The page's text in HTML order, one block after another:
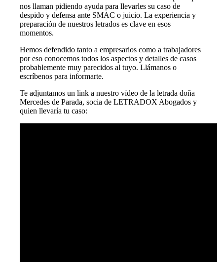
nos llaman pidiendo ayuda para llevarles su caso de
despido y defensa ante SMAC o juicio. La experiencia y
preparación de nuestros letrados es clave en esos
momentos.
Hemos defendido tanto a empresarios como a trabajadores
por eso conocemos todos los aspectos y detalles de casos
probablemente muy parecidos al tuyo. Llámanos o
escríbenos para informarte.
Te adjuntamos un link a nuestro vídeo de la letrada doña
Mercedes de Parada, socia de LETRADOX Abogados y
quien llevaría tu caso: